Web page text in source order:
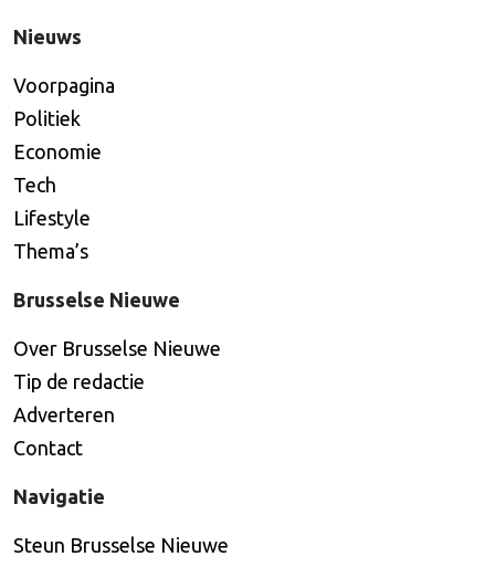
Nieuws
Voorpagina
Politiek
Economie
Tech
Lifestyle
Thema’s
Brusselse Nieuwe
Over Brusselse Nieuwe
Tip de redactie
Adverteren
Contact
Navigatie
Steun Brusselse Nieuwe